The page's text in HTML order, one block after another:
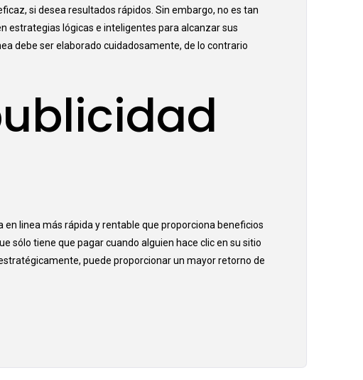
si desea resultados rápidos. Sin embargo, no es tan
estrategias lógicas e inteligentes para alcanzar sus
debe ser elaborado cuidadosamente, de lo contrario
en linea más rápida y rentable que proporciona beneficios
sólo tiene que pagar cuando alguien hace clic en su sitio
puede proporcionar un mayor retorno de